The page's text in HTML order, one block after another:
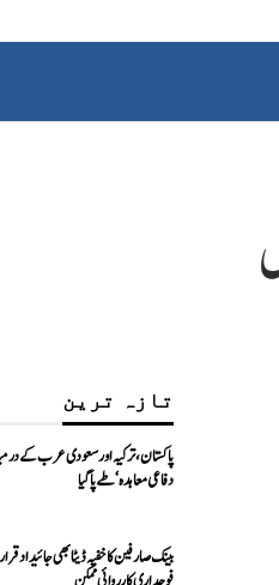
تازہ ترین
پاکستان، ترکیہ اور سعودی عرب کے
دفاعی معاہدہ‘ طے پا گیا
بینک صارفین کا خفیہ ڈیٹا بھی جائیداد